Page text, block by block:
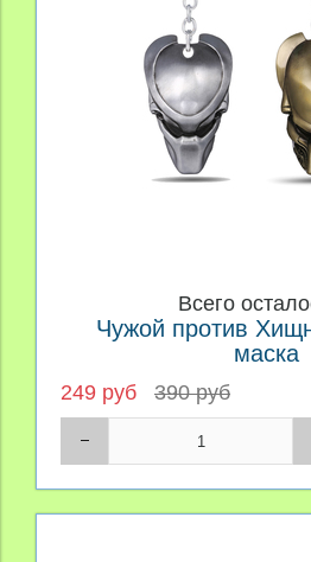
Всего
Чужой против
маска
249 руб 390 руб